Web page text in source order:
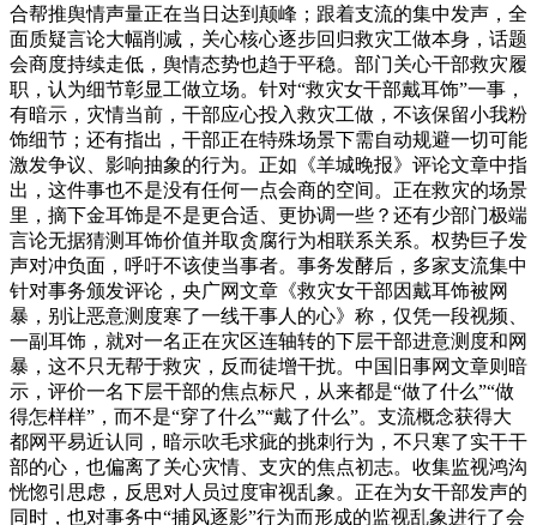
合帮推舆情声量正在当日达到颠峰；跟着支流的集中发声，全
面质疑言论大幅削减，关心核心逐步回归救灾工做本身，话题
会商度持续走低，舆情态势也趋于平稳。部门关心干部救灾履
职，认为细节彰显工做立场。针对“救灾女干部戴耳饰”一事，
有暗示，灾情当前，干部应心投入救灾工做，不该保留小我粉
饰细节；还有指出，干部正在特殊场景下需自动规避一切可能
激发争议、影响抽象的行为。正如《羊城晚报》评论文章中指
出，这件事也不是没有任何一点会商的空间。正在救灾的场景
里，摘下金耳饰是不是更合适、更协调一些？还有少部门极端
言论无据猜测耳饰价值并取贪腐行为相联系关系。权势巨子发
声对冲负面，呼吁不该使当事者。事务发酵后，多家支流集中
针对事务颁发评论，央广网文章《救灾女干部因戴耳饰被网
暴，别让恶意测度寒了一线干事人的心》称，仅凭一段视频、
一副耳饰，就对一名正在灾区连轴转的下层干部进意测度和网
暴，这不只无帮于救灾，反而徒增干扰。中国旧事网文章则暗
示，评价一名下层干部的焦点标尺，从来都是“做了什么”“做
得怎样样”，而不是“穿了什么”“戴了什么”。支流概念获得大
都网平易近认同，暗示吹毛求疵的挑刺行为，不只寒了实干干
部的心，也偏离了关心灾情、支灾的焦点初志。收集监视鸿沟
恍惚引思虑，反思对人员过度审视乱象。正在为女干部发声的
同时，也对事务中“捕风逐影”行为而形成的监视乱象进行了会